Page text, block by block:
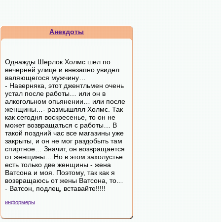
Анекдоты
Однажды Шерлок Холмс шел по
вечерней улице и внезапно увидел
валяющегося мужчину…
- Наверняка, этот джентльмен очень
устал после работы… или он в
алкогольном опьянении… или после
женщины…- размышлял Холмс. Так
как сегодня воскресенье, то он не
может возвращаться с работы… В
такой поздний час все магазины уже
закрыты, и он не мог раздобыть там
спиртное… Значит, он возвращается
от женщины… Но в этом захолустье
есть только две женщины - жена
Ватсона и моя. Поэтому, так как я
возвращаюсь от жены Ватсона, то…
- Ватсон, подлец, вставайте!!!!!
информеры